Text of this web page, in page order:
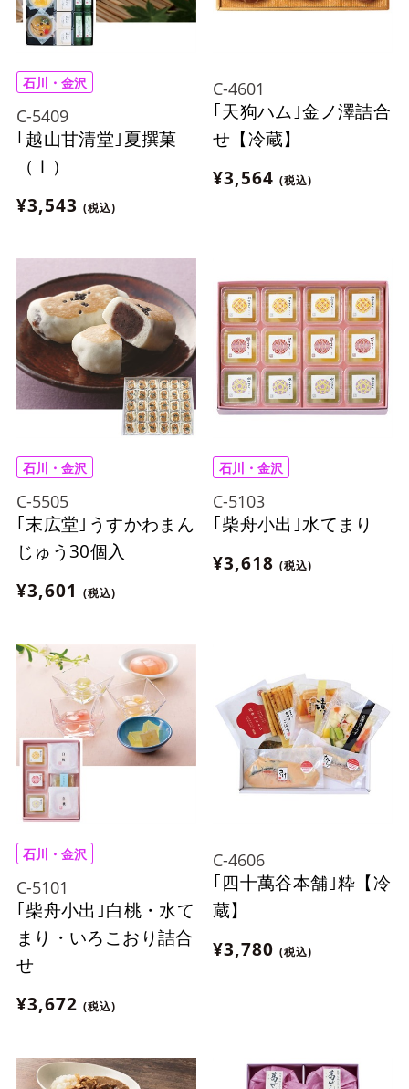
石川・金沢
C-5409
｢越山甘清堂｣夏撰菓
（Ⅰ）
¥3,543 (税込)
C-4601
｢天狗ハム｣金ノ澤詰合
せ【冷蔵】
¥3,564 (税込)
石川・金沢
C-5505
｢末広堂｣うすかわまん
じゅう30個入
¥3,601
(税込)
石川・金沢
C-5103
｢柴舟小出｣水てまり
¥3,618 (税込)
石川・金沢
C-5101
｢柴舟小出｣白桃・水て
まり・いろこおり詰合
せ
¥3,672 (税込)
C-4606
｢四十萬谷本舗｣粋【冷
蔵】
¥3,780 (税込)